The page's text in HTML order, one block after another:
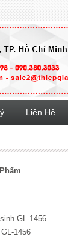
GL-1456
GL-1456
Liên Hệ